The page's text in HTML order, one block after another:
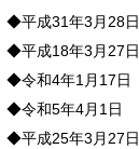
◆平成31年3月28日
◆平成18年3月27日
◆令和4年1月17日
◆令和5年4月1日
◆平成25年3月27日